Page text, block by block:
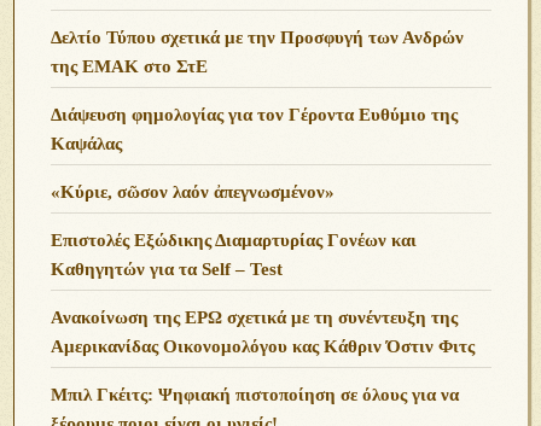
Δελτίο Τύπου σχετικά με την Προσφυγή των Ανδρών
της ΕΜΑΚ στο ΣτΕ
Διάψευση φημολογίας για τον Γέροντα Ευθύμιο της
Καψάλας
«Κύριε, σῶσον λαόν ἀπεγνωσμένον»
Επιστολές Εξώδικης Διαμαρτυρίας Γονέων και
Καθηγητών για τα Self – Test
Ανακοίνωση της ΕΡΩ σχετικά με τη συνέντευξη της
Αμερικανίδας Οικονομολόγου κας Κάθριν Όστιν Φιτς
Μπιλ Γκέιτς: Ψηφιακή πιστοποίηση σε όλους για να